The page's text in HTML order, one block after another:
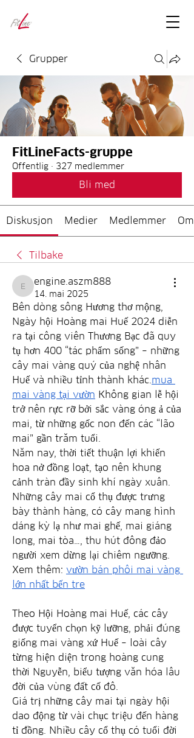
Grupper
FitLineFacts-gruppe
Offentlig · 327 medlemmer
Bli med
Diskusjon Medier Medlemmer Om
Tilbake
engine.aszm888
engine.aszm888
14. mai 2025
Bên dòng sông Hương thơ mộng,
Ngày hội Hoàng mai Huế 2024 diễn
ra tại công viên Thương Bạc đã quy
tụ hơn 400 “tác phẩm sống” – những
cây mai vàng quý của nghệ nhân
Huế và nhiều tỉnh thành khác.mua
mai vàng tại vườn Không gian lễ hội
trở nên rực rỡ bởi sắc vàng óng ả của
mai, từ những gốc non đến các “lão
mai” gần trăm tuổi.
Năm nay, thời tiết thuận lợi khiến
hoa nở đồng loạt, tạo nên khung
cảnh tràn đầy sinh khí ngày xuân.
Những cây mai cổ thụ được trưng
bày thành hàng, có cây mang hình
dáng kỳ lạ như mai ghế, mai giáng
long, mai tòa…, thu hút đông đảo
người xem dừng lại chiêm ngưỡng.
Xem thêm: vườn bán phôi mai vàng
lớn nhất bến tre
Theo Hội Hoàng mai Huế, các cây
được tuyển chọn kỹ lưỡng, phải đúng
giống mai vàng xứ Huế – loài cây
từng hiện diện trong hoàng cung
thời Nguyễn, biểu tượng văn hóa lâu
đời của vùng đất cố đô.
Giá trị những cây mai tại ngày hội
dao động từ vài chục triệu đến hàng
tỉ đồng. Nhiều cây cổ thụ có tuổi đời